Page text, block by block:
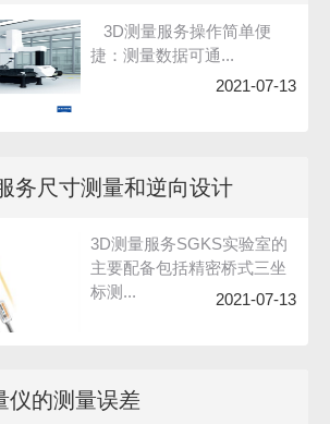
3D测量服务操作简单便
捷：测量数据可通...
2021-07-13
务尺寸测量和逆向设计
3D测量服务SGKS实验室的
主要配备包括精密桥式三坐
标测...
2021-07-13
仪的测量误差